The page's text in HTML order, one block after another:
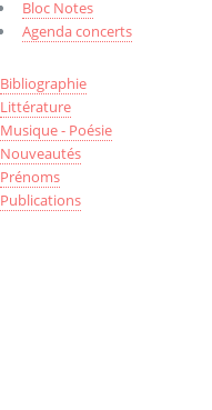
Bloc Notes
Agenda concerts
Bibliographie
Littérature
Musique - Poésie
Nouveautés
Prénoms
Publications